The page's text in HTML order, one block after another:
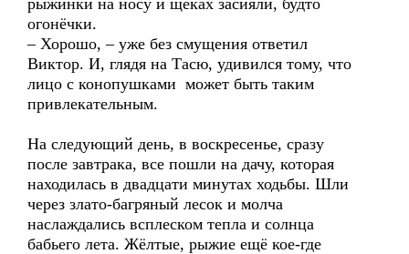
рыжинки на носу и щеках засияли, будто
огонёчки.
– Хорошо, – уже без смущения ответил
Виктор. И, глядя на Тасю, удивился тому, что
лицо с конопушками может быть таким
привлекательным.
На следующий день, в воскресенье, сразу
после завтрака, все пошли на дачу, которая
находилась в двадцати минутах ходьбы. Шли
через злато-багряный лесок и молча
наслаждались всплеском тепла и солнца
бабьего лета. Жёлтые, рыжие ещё кое-где